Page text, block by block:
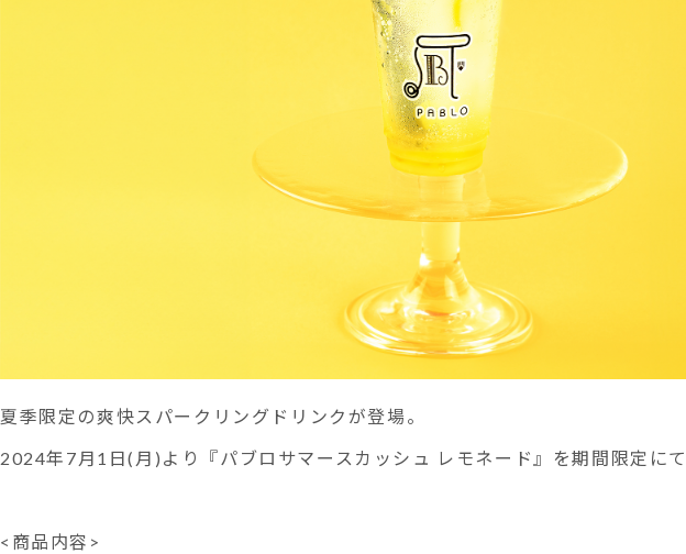
夏季限定の爽快スパークリングドリンクが登場。
2024年7月1日(月)より『パブロサマースカッシュ レモネード』を期間限定に
<商品内容>